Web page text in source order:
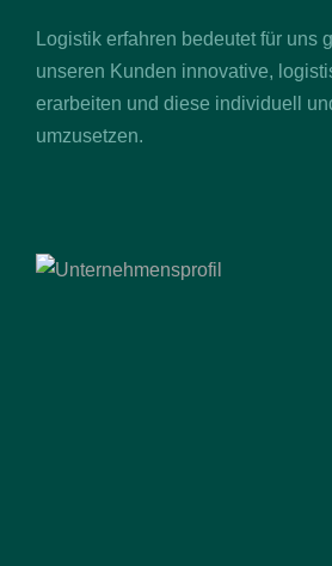
Logistik erfahren bedeutet für uns
unseren Kunden innovative,
erarbeiten und diese individuell
umzusetzen.